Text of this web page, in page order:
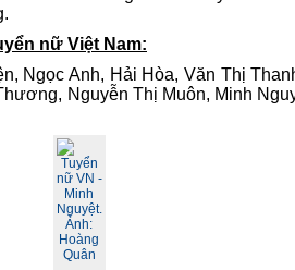
nữ Việt Nam:
Ngọc Anh, Hải Hòa, Văn Thị
Nguyễn Thị Muôn, Minh